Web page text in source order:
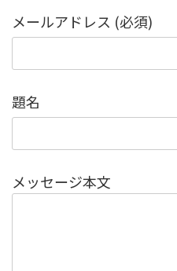
メールアドレス (必須)
題名
メッセージ本文